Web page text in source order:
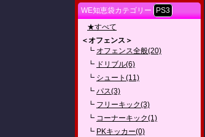
WE知恵袋カテゴリー
PS3
★すべて
＜オフェンス＞
┗ オフェンス全般(20)
┗ ドリブル(6)
┗ シュート(11)
┗ パス(3)
┗ フリーキック(3)
┗ コーナーキック(1)
┗ PKキッカー(0)